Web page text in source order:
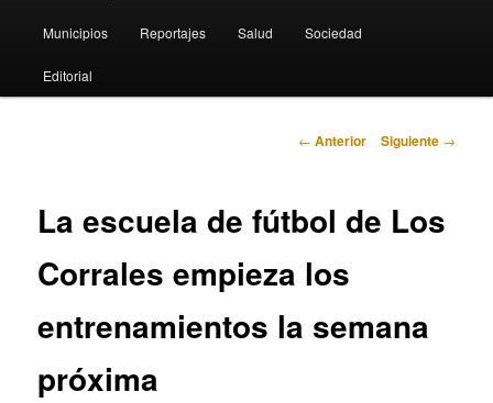
Municipios Reportajes Salud Sociedad
Editorial
Navegación
← Anterior Siguiente →
La escuela de fútbol de Los
Corrales empieza los
entrenamientos la semana
próxima